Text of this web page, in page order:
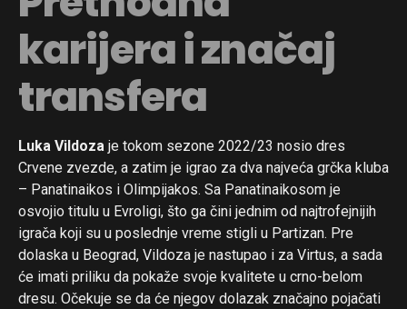
karijera i značaj
transfera
Luka Vildoza je tokom sezone 2022/23 nosio dres
Crvene zvezde, a zatim je igrao za dva najveća grčka kluba
– Panatinaikos i Olimpijakos. Sa Panatinaikosom je
osvojio titulu u Evroligi, što ga čini jednim od najtrofejnijih
igrača koji su u poslednje vreme stigli u Partizan. Pre
dolaska u Beograd, Vildoza je nastupao i za Virtus, a sada
će imati priliku da pokaže svoje kvalitete u crno-belom
dresu. Očekuje se da će njegov dolazak značajno pojačati